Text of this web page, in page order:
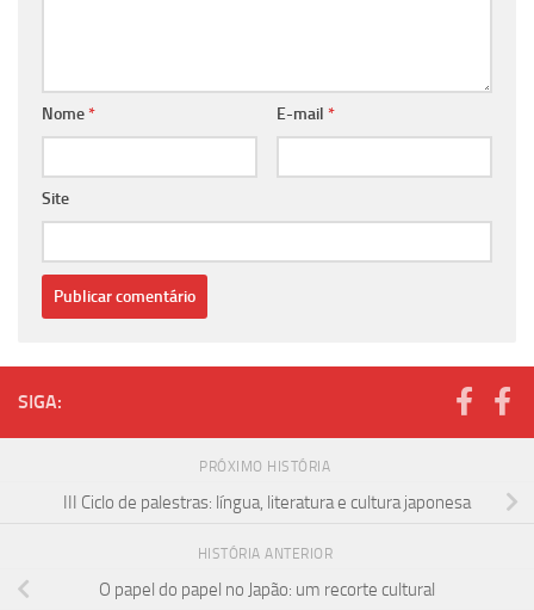
Nome* E-mail *
Site
SIGA:
PRÓXIMO HISTÓRIA
III Ciclo de palestras: língua, literatura e cultura japonesa
HISTÓRIA ANTERIOR
O papel do papel no Japão: um recorte cultural